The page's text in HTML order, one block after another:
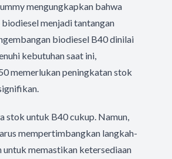
mengungkapkan bahwa
menjadi tantangan
biodiesel B40 dinilai
kebutuhan saat ini,
memerlukan peningkatan stok
stok untuk B40 cukup. Namun,
mempertimbangkan langkah-
untuk memastikan ketersediaan